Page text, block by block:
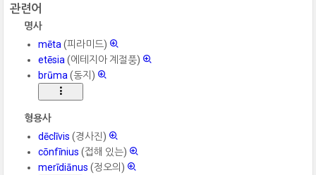
관련어
명사
mēta (피라미드)
etēsia (에테지아 계절풍)
brūma (동지)
형용사
dēclīvis (경사진)
cōnfīnius (접해 있는)
merīdiānus (정오의)